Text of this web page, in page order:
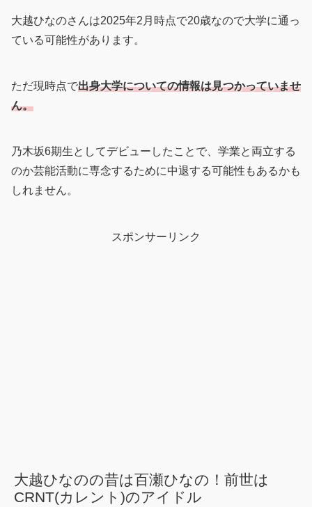
大越ひなのさんは2025年2月時点で20歳なので大学に通っ
ている可能性があります。
ただ現時点で出身大学についての情報は見つかっていませ
ん。
乃木坂6期生としてデビューしたことで、学業と両立する
のか芸能活動に専念するために中退する可能性もあるかも
しれません。
スポンサーリンク
大越ひなのの昔は百瀬ひなの！前世は
CRNT(カレント)のアイドル